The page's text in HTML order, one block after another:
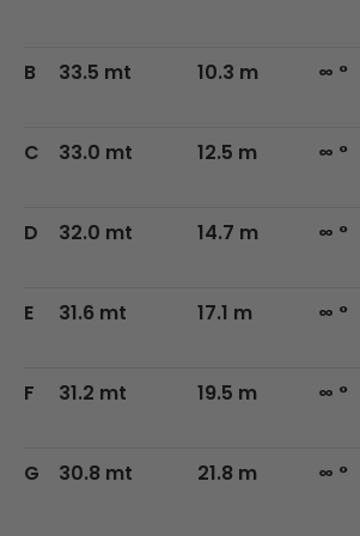
B 33.5 mt 10.3 m ∞ °
C 33.0 mt 12.5 m ∞ °
D 32.0 mt 14.7 m ∞ °
E 31.6 mt 17.1 m ∞ °
F 31.2 mt 19.5 m ∞ °
G 30.8 mt 21.8 m ∞ °